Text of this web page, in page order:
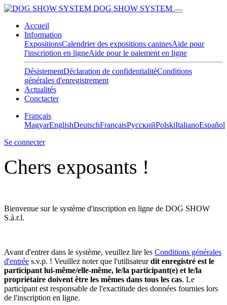
DOG SHOW SYSTEM
Accueil
Information
ExpositionsCalendrier des expositions caninesAide pour
l'inscription en ligneAide pour le paiement en ligne
DésistementDéclaration de confidentialitéConditions
générales d'enregistrement
Actualités
Conctacter
Français
MagyarEnglishDeutschFrançaisPусскийPolskiItalianoEspañol
Se connecter
Chers exposants !
Bienvenue sur le système d'inscription en ligne de DOG SHOW
S.à.r.l.
Avant d'entrer dans le système, veuillez lire les Conditions générales
d'entrée s.v.p. ! Veuillez noter que l'utilisateur dit enregistré est le
participant lui-même/elle-même, le/la participant(e) et le/la
propriétaire doivent être les mêmes dans tous les cas. Le
participant est responsable de l'exactitude des données fournies lors
de l'inscription en ligne.